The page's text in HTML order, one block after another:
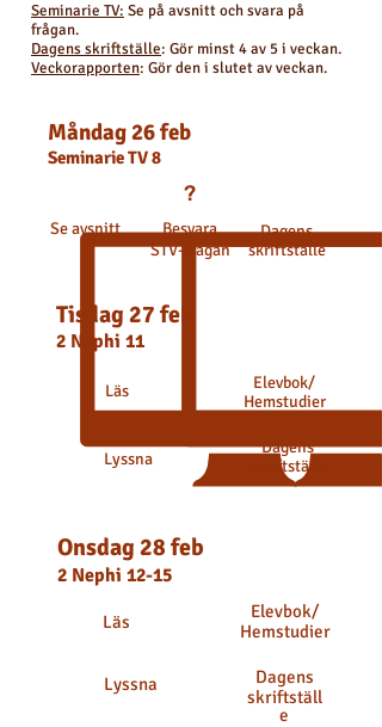
Seminarie TV: Se på avsnitt och svara på
frågan.
Dagens skriftställe: Gör minst 4 av 5 i veckan.
Veckorapporten: Gör den i slutet av veckan.
Måndag 26 feb
SeminarieTV 8
Se avsnitt
?
Besvara
STV-frågan
Dagens
skriftställe
Tisdag 27 feb
2 Nephi 11
Läs
Lyssna
Elevbok/
Hemstudier
Dagens
skriftställe
Onsdag 28 feb
2 Nephi 12-15
Läs
Lyssna
Elevbok/
Hemstudier
Dagens
skriftställ
e